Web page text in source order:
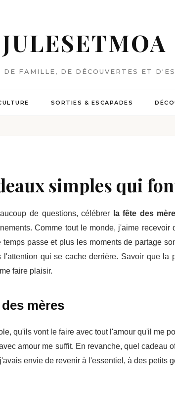
JULESETMOA
DE FAMILLE, DE DÉCOUVERTES ET
SORTIES & ESCAPADES
simples qui
de questions, célébrer la fête des
Comme tout le monde, j'aime recevoir
passe et plus les moments de partage
qui se cache derrière. Savoir que la
faire plaisir.
mères
qu'ils vont le faire avec tout l'amour qu'il me
amour me suffit. En revanche, quel cadeau
envie de revenir à l'essentiel, à des petits